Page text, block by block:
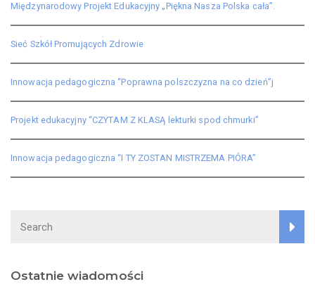
Międzynarodowy Projekt Edukacyjny „Piękna Nasza Polska cała”.
Sieć Szkół Promujących Zdrowie
Innowacja pedagogiczna “Poprawna polszczyzna na co dzień”j
Projekt edukacyjny “CZYTAM Z KLASĄ lekturki spod chmurki”
Innowacja pedagogiczna “I TY ZOSTAN MISTRZEMA PIÓRA”
Ostatnie wiadomości